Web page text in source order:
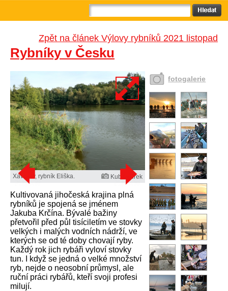
Zpět na článek Výlovy rybníků 2021 listopad
Rybníky v Česku
Xaverov, rybník Eliška. Kuba Turek
Kultivovaná jihočeská krajina plná
rybníků je spojená se jménem
Jakuba Krčína. Bývalé bažiny
přetvořil před půl tisíciletím ve stovky
velkých i malých vodních nádrží, ve
kterých se od té doby chovají ryby.
Každý rok jich rybáři vyloví stovky
tun. I když se jedná o velké množství
ryb, nejde o neosobní průmysl, ale
ruční práci rybářů, kteří svoji profesi
milují.
fotogalerie